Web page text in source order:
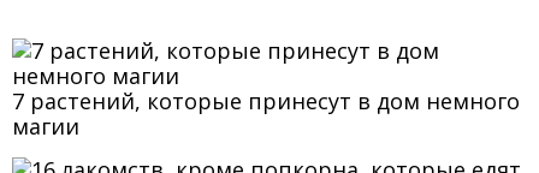
7 растений, которые принесут в дом немного
магии